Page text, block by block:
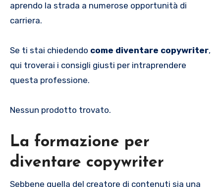
aprendo la strada a numerose opportunità di
carriera.
Se ti stai chiedendo come diventare copywriter,
qui troverai i consigli giusti per intraprendere
questa professione.
Nessun prodotto trovato.
La formazione per
diventare copywriter
Sebbene quella del creatore di contenuti sia una